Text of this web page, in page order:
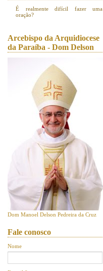
É realmente difícil fazer uma
oração?
Arcebispo da Arquidiocese
da Paraíba - Dom Delson
Dom Manoel Delson Pedreira da Cruz
Fale conosco
Nome